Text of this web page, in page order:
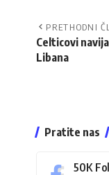
PRETHODNI
Celticovi
Libana
Pratite nas
50K